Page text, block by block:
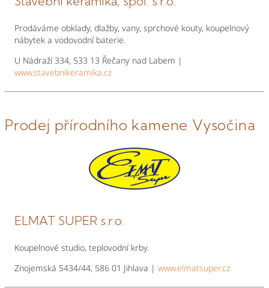
Prodáváme obklady, dlažby, vany, sprchové kouty, koupelnový
nábytek a vodovodní baterie.
U Nádraží 334, 533 13 Řečany nad Labem |
www.stavebnikeramika.cz
Prodej přírodního kamene Vysočina
ELMAT SUPER s.r.o.
Koupelnové studio, teplovodní krby.
Znojemská 5434/44, 586 01 Jihlava | www.elmatsuper.cz